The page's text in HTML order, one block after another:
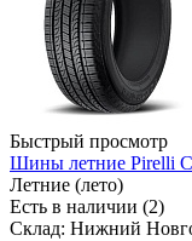
Быстрый просмотр
Шины летние Pirelli
Летние (лето)
Есть в наличии (2)
Склад: Нижний